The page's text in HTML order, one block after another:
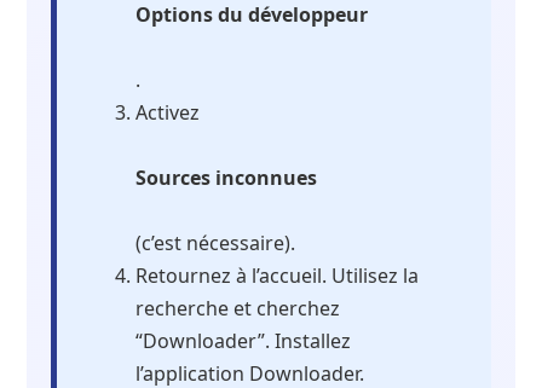
Options du développeur
.
Activez
Sources inconnues
(c’est nécessaire).
Retournez à l’accueil. Utilisez la
recherche et cherchez
“Downloader”. Installez
l’application Downloader.